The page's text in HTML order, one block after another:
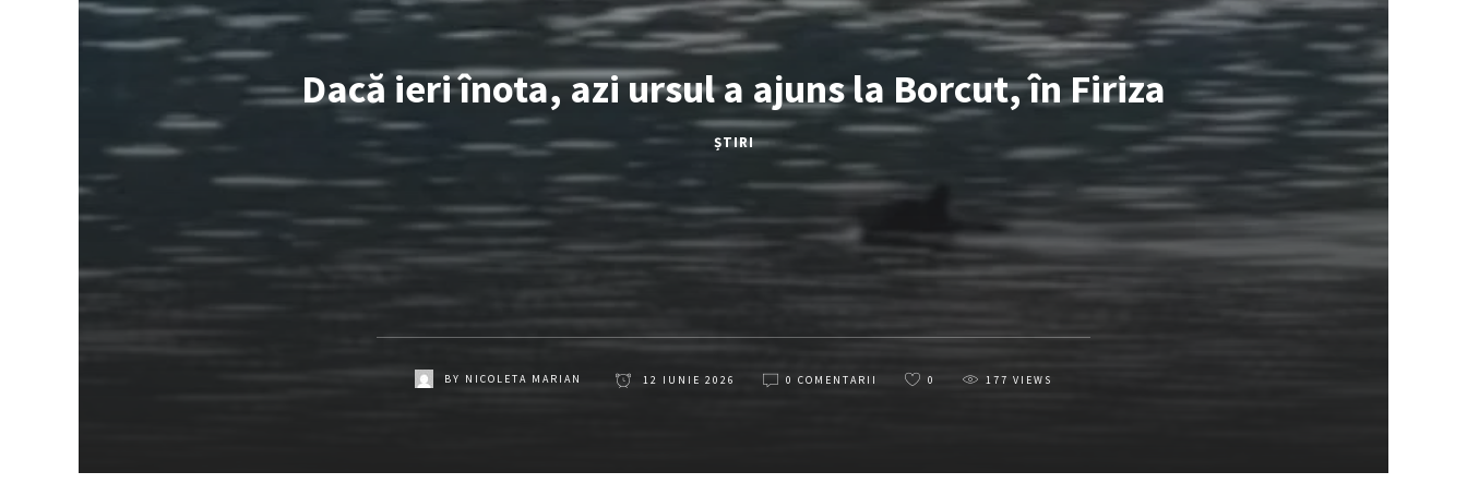
Dacă ieri înota, azi ursul a ajuns la Borcut, în Firiza
ȘTIRI
BY NICOLETA MARIAN 12 IUNIE 2026 0 COMENTARII 0 177 VIEWS